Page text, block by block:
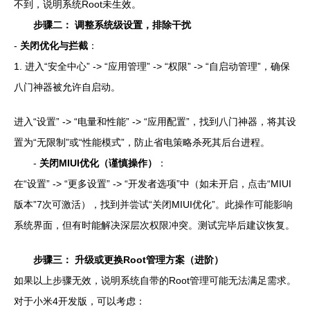
不到，说明系统Root未生效。
步骤二： 调整系统级设置，排除干扰
- 关闭优化与拦截 ：
1. 进入“安全中心” -> “应用管理” -> “权限” -> “自启动管理”，确保
八门神器被允许自启动。
进入“设置” -> “电量和性能” -> “应用配置”，找到八门神器，将其设
置为“无限制”或“性能模式”，防止省电策略杀死其后台进程。
- 关闭MIUI优化（谨慎操作）
：
在“设置” -> “更多设置” -> “开发者选项”中（如未开启，点击“MIUI
版本”7次可激活），找到并尝试“关闭MIUI优化”。此操作可能影响
系统界面，但有时能解决深层次权限冲突。测试完毕后建议恢复。
步骤三： 升级或更换Root管理方案（进阶）
如果以上步骤无效，说明系统自带的Root管理可能无法满足需求。
对于小米4开发版，可以考虑：